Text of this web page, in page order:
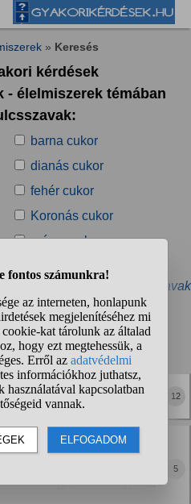
» Keresés
kérdések
- élelmiszerek témában
barna cukor
dianás cukor
fehér cukor
Koronás cukor
színes cukor
» További kapcsolódó kulcsszavak
4 ... ❯ ❯❯
ízű édesítőszert készíteni?
rossz.
12
glutén érzékenyek?
is szerettem nassolni
"csak úgy", akiknek így oda
5